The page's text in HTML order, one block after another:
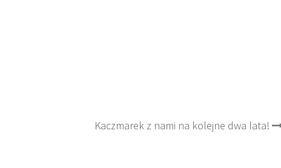
Kaczmarek z nami na kolejne dwa lata!